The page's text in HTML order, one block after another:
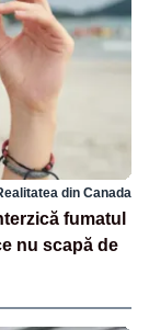
din Canada
fumatul
nu scapă de